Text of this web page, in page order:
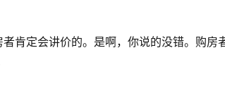
肯定会讲价的。是啊，你说的没错。购房